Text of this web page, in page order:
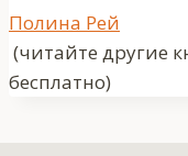
Метки
записи:
Полина Рей
(читайте другие
бесплатно)